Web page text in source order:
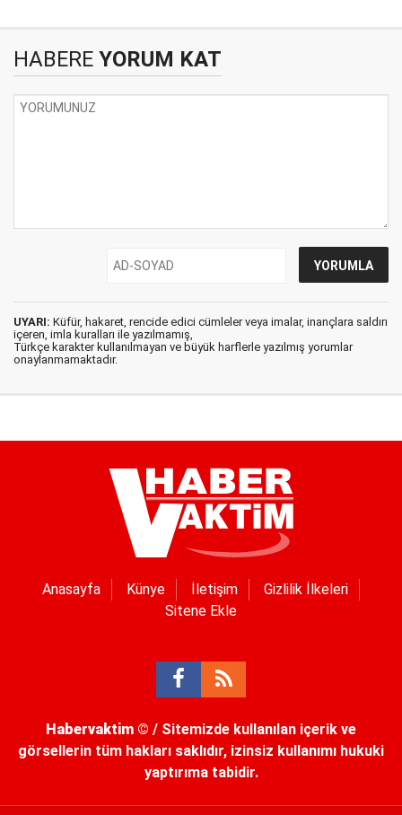
HABERE YORUM KAT
UYARI: Küfür, hakaret, rencide edici cümleler veya imalar, inançlara saldırı
içeren, imla kuralları ile yazılmamış,
Türkçe karakter kullanılmayan ve büyük harflerle yazılmış yorumlar
onaylanmamaktadır.
Anasayfa Künye İletişim
Gizlilik İlkeleri
Sitene Ekle
Habervaktim © / Sitemizde kullanılan içerik ve
görsellerin tüm hakları saklıdır, izinsiz kullanımı hukuki
yaptırıma tabidir.